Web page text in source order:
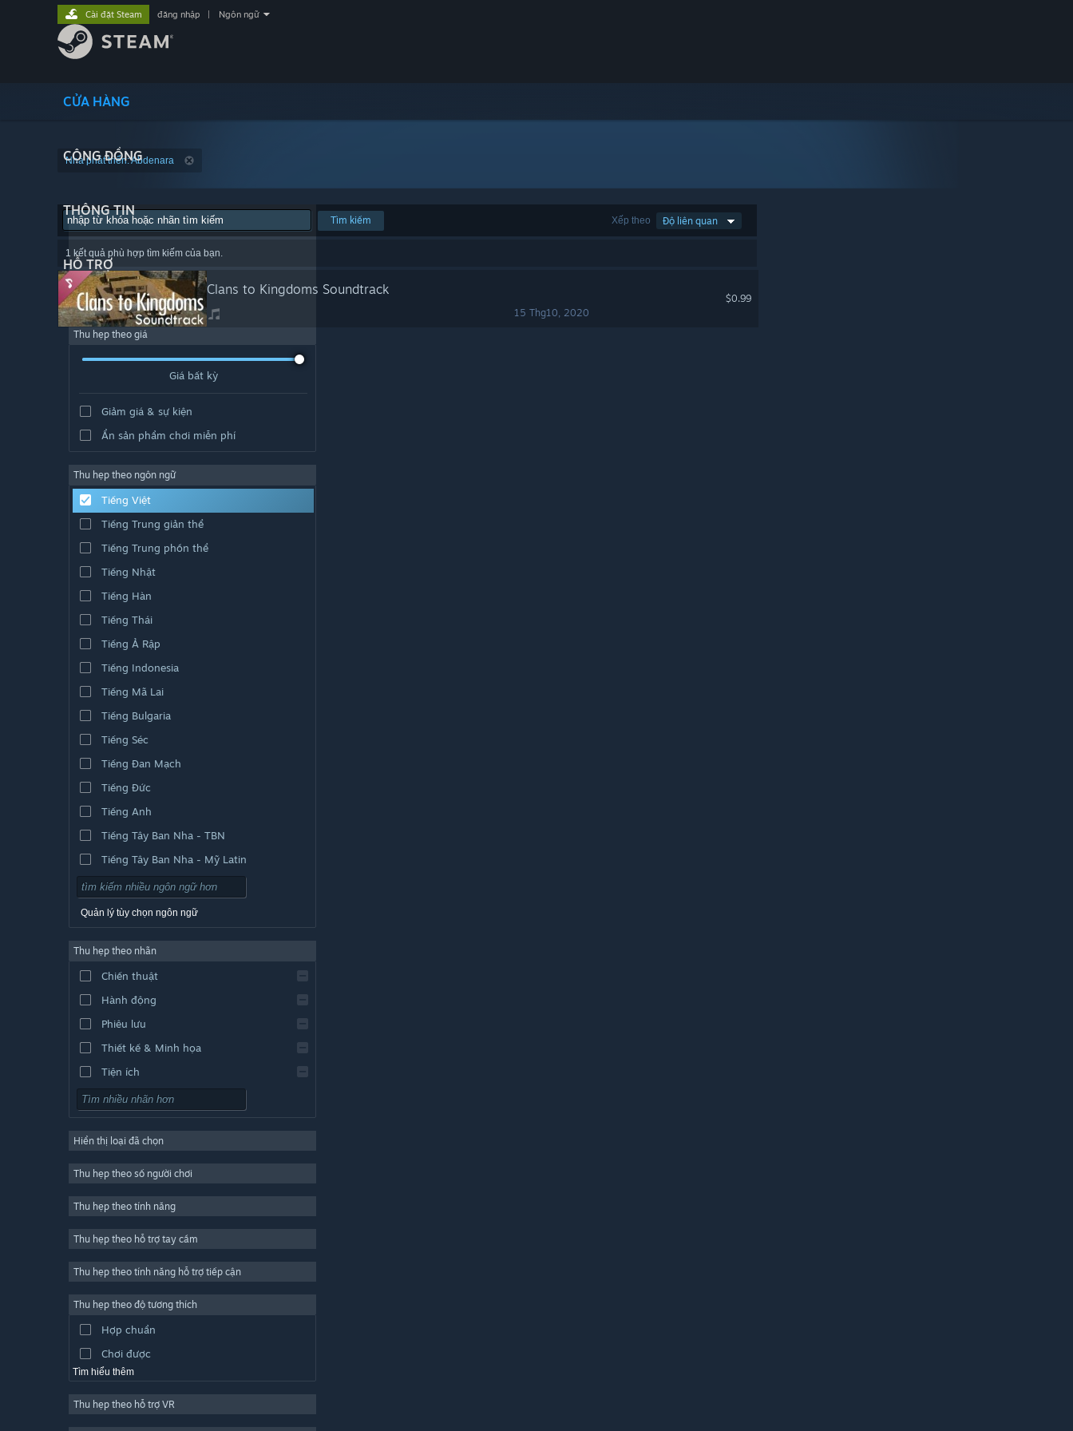
CỬA HÀNG
CỘNG ĐỒNG
THÔNG TIN
HỖ TRỢ
Cài đặt Steam đăng nhập Ngôn ngữ
Nhà phát triển: Abdenara
Xếp theo Độ liên quan
Tìm kiếm
1 kết quả phù hợp tìm kiếm của bạn.
Clans to Kingdoms Soundtrack
15 Thg10, 2020
$0.99
Thu hẹp theo giá
Giá bất kỳ
Giảm giá & sự kiện
Ẩn sản phẩm chơi miễn phí
Thu hẹp theo ngôn ngữ
Tiếng Việt
Tiếng Trung giản thể
Tiếng Trung phồn thể
Tiếng Nhật
Tiếng Hàn
Tiếng Thái
Tiếng Ả Rập
Tiếng Indonesia
Tiếng Mã Lai
Tiếng Bulgaria
Tiếng Séc
Tiếng Đan Mạch
Tiếng Đức
Tiếng Anh
Tiếng Tây Ban Nha - TBN
Tiếng Tây Ban Nha - Mỹ Latin
Quản lý tùy chọn ngôn ngữ
Thu hẹp theo nhãn
Chiến thuật
Hành động
Phiêu lưu
Thiết kế & Minh họa
Tiện ích
Chơi miễn phí
Trực tuyến nhiều người chơi
Indie
Đơn giản
Mô phỏng
Sản xuất video
Chỉnh sửa ảnh
Hiển thị loại đã chọn
Thu hẹp theo số người chơi
Thu hẹp theo tính năng
Thu hẹp theo hỗ trợ tay cầm
Thu hẹp theo tính năng hỗ trợ tiếp cận
Thu hẹp theo độ tương thích
Hợp chuẩn
Chơi được
Tìm hiểu thêm
Thu hẹp theo hỗ trợ VR